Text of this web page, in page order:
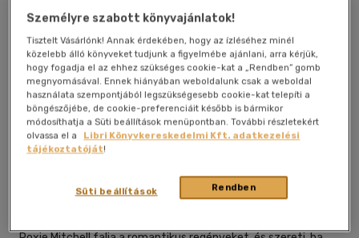
Kívánságlistához adom Megosztom
General Press Kiadó|2026 magyar nyelvű|
Személyre szabott könyvajánlatok!
Tisztelt Vásárlónk! Annak érdekében, hogy az ízléséhez minél
közelebb álló könyveket tudjunk a figyelmébe ajánlani, arra kérjük,
hogy fogadja el az ehhez szükséges cookie-kat a „Rendben” gomb
megnyomásával. Ennek hiányában weboldalunk csak a weboldal
használata szempontjából legszükségesebb cookie-kat telepíti a
böngészőjébe, de cookie-preferenciáit később is bármikor
módosíthatja a Süti beállítások menüpontban. További részletekért
olvassa el a
Libri Könyvkereskedelmi Kft. adatkezelési
tájékoztatóját!
Rendben
Süti beállítások